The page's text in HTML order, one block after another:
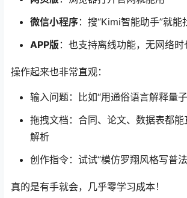
微信小程序：搜“Kimi智能助手”就能
APP版：也支持离线功能，无网络
操作起来也非常直观：
输入问题：比如“用通俗语言解释量
拖拽文档：合同、论文、数据表都
解析
创作指令：试试“模仿罗翔风格写普
真的是有手就会，几乎零学习成本！